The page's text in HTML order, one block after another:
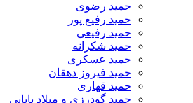
حمید رضوی
حمید رفیع پور
حمید رفیعی
حمید شکرانه
حمید عسکری
حمید فیروز دهقان
حمید قهاری
حمید گودرزی و میلاد بابایی